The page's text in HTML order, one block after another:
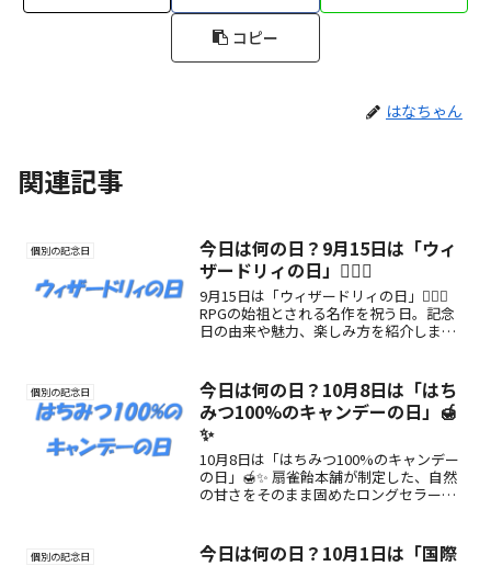
コピー
はなちゃん
関連記事
個別の記念日
今日は何の日？9月15日は「ウィ
ザードリィの日」🧙‍♂️✨
9月15日は「ウィザードリィの日」🧙‍♂️✨
RPGの始祖とされる名作を祝う日。記念
日の由来や魅力、楽しみ方を紹介しま
個別の記念日
今日は何の日？10月8日は「はち
みつ100%のキャンデーの日」🍯
✨
10月8日は「はちみつ100%のキャンデー
の日」🍯✨ 扇雀飴本舗が制定した、自然
の甘さをそのまま固めたロングセラー商
個別の記念日
今日は何の日？10月1日は「国際